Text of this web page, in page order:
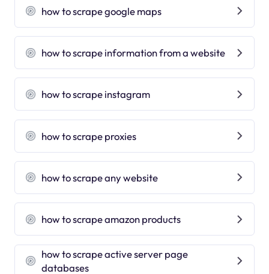
how to scrape google maps
how to scrape information from a website
how to scrape instagram
how to scrape proxies
how to scrape any website
how to scrape amazon products
how to scrape active server page
databases